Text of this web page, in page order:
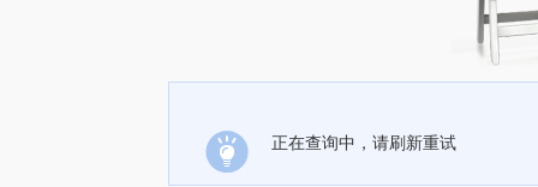
正在查询中，请刷新重试